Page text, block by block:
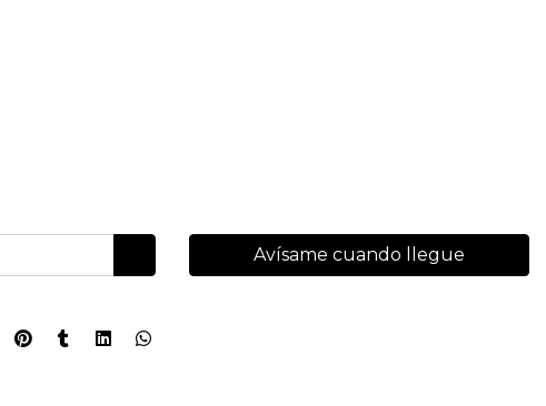
Avísame cuando llegue